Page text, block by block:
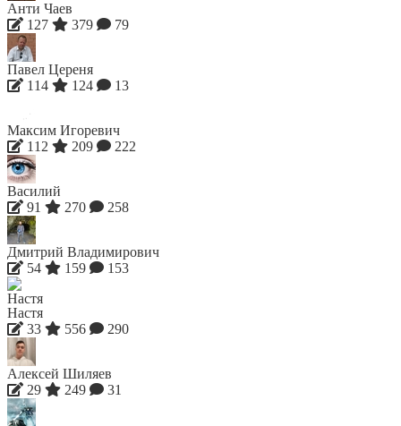
Анти Чаев
127
379 79
Павел Цереня
114
124 13
Максим Игоревич
112
209 222
Василий
91
270 258
Дмитрий Владимирович
54
159 153
Настя
33
556 290
Алексей Шиляев
29
249 31